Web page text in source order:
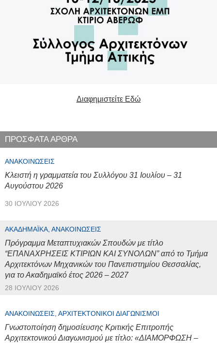
Διαφημιστείτε Εδώ
ΠΡΟΣΦΑΤΑ ΑΡΘΡΑ
ΑΝΑΚΟΙΝΏΣΕΙΣ
Κλειστή η γραμματεία του Συλλόγου 31 Ιουλίου – 31
Αυγούστου 2026
30 ΙΟΥΛΊΟΥ 2026
ΑΚΑΔΗΜΑΪΚΆ, ΑΝΑΚΟΙΝΏΣΕΙΣ
Πρόγραμμα Μεταπτυχιακών Σπουδών με τίτλο
“ΕΠΑΝΑΧΡΗΣΕΙΣ ΚΤΙΡΙΩΝ ΚΑΙ ΣΥΝΟΛΩΝ” από το Τμήμα
Αρχιτεκτόνων Μηχανικών του Πανεπιστημίου Θεσσαλίας,
για το Ακαδημαϊκό έτος 2026 – 2027
28 ΙΟΥΛΊΟΥ 2026
ΑΝΑΚΟΙΝΏΣΕΙΣ, ΑΡΧΙΤΕΚΤΟΝΙΚΟΊ ΔΙΑΓΩΝΙΣΜΟΊ
Γνωστοποίηση δημοσίευσης Κριτικής Επιτροπής
Αρχιτεκτονικού Διαγωνισμού με τίτλο: «ΔΙΑΜΟΡΦΩΣΗ –